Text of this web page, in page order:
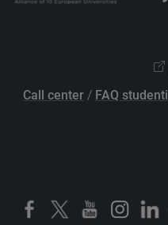
Call center / FAQ studenti